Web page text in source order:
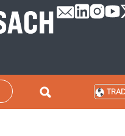
conteúdo principal